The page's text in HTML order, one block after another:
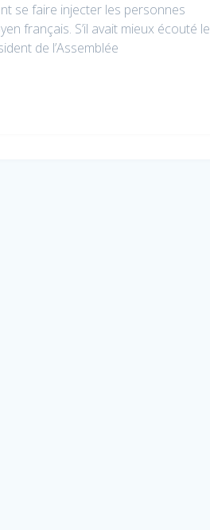
se faire injecter les personnes
français. S’il avait mieux écouté le
de l’Assemblée